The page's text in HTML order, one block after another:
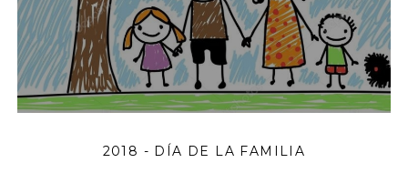
2018 - DÍA DE LA FAMILIA